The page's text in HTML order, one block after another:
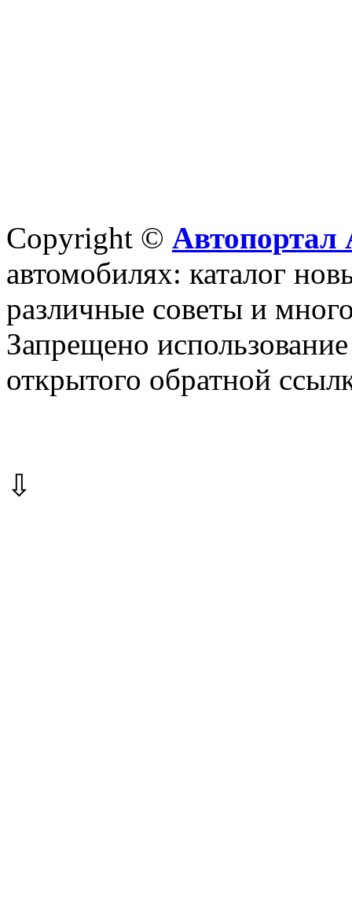
Copyright © Автопортал
автомобилях: каталог
различные советы и
Запрещено
открытого обратной
⇩